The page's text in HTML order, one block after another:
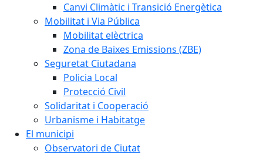
Canvi Climàtic i Transició Energètica
Mobilitat i Via Pública
Mobilitat elèctrica
Zona de Baixes Emissions (ZBE)
Seguretat Ciutadana
Policia Local
Protecció Civil
Solidaritat i Cooperació
Urbanisme i Habitatge
El municipi
Observatori de Ciutat